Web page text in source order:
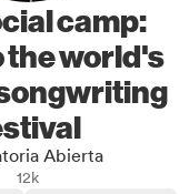
camp:
the world's
Abierta
12k